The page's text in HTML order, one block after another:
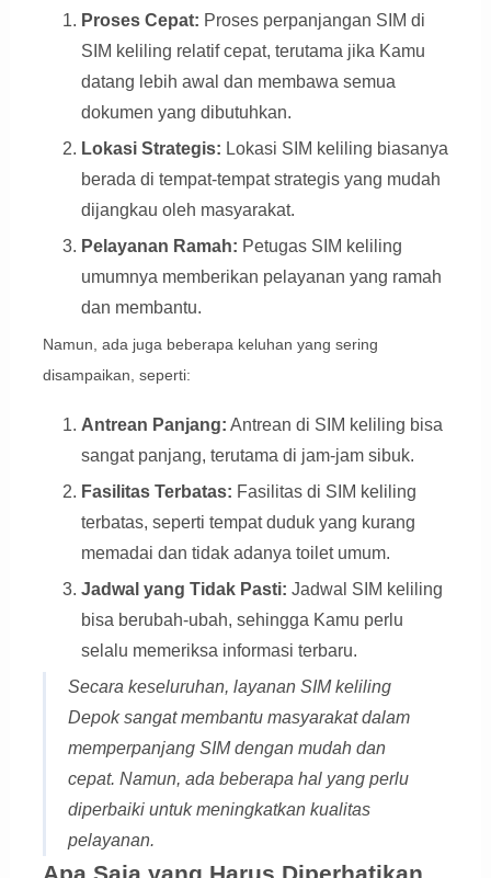
Proses Cepat: Proses perpanjangan SIM di
SIM keliling relatif cepat, terutama jika Kamu
datang lebih awal dan membawa semua
dokumen yang dibutuhkan.
Lokasi Strategis: Lokasi SIM keliling biasanya
berada di tempat-tempat strategis yang mudah
dijangkau oleh masyarakat.
Pelayanan Ramah: Petugas SIM keliling
umumnya memberikan pelayanan yang ramah
dan membantu.
Namun, ada juga beberapa keluhan yang sering
disampaikan, seperti:
Antrean Panjang: Antrean di SIM keliling bisa
sangat panjang, terutama di jam-jam sibuk.
Fasilitas Terbatas: Fasilitas di SIM keliling
terbatas, seperti tempat duduk yang kurang
memadai dan tidak adanya toilet umum.
Jadwal yang Tidak Pasti: Jadwal SIM keliling
bisa berubah-ubah, sehingga Kamu perlu
selalu memeriksa informasi terbaru.
Secara keseluruhan, layanan SIM keliling
Depok sangat membantu masyarakat dalam
memperpanjang SIM dengan mudah dan
cepat. Namun, ada beberapa hal yang perlu
diperbaiki untuk meningkatkan kualitas
pelayanan.